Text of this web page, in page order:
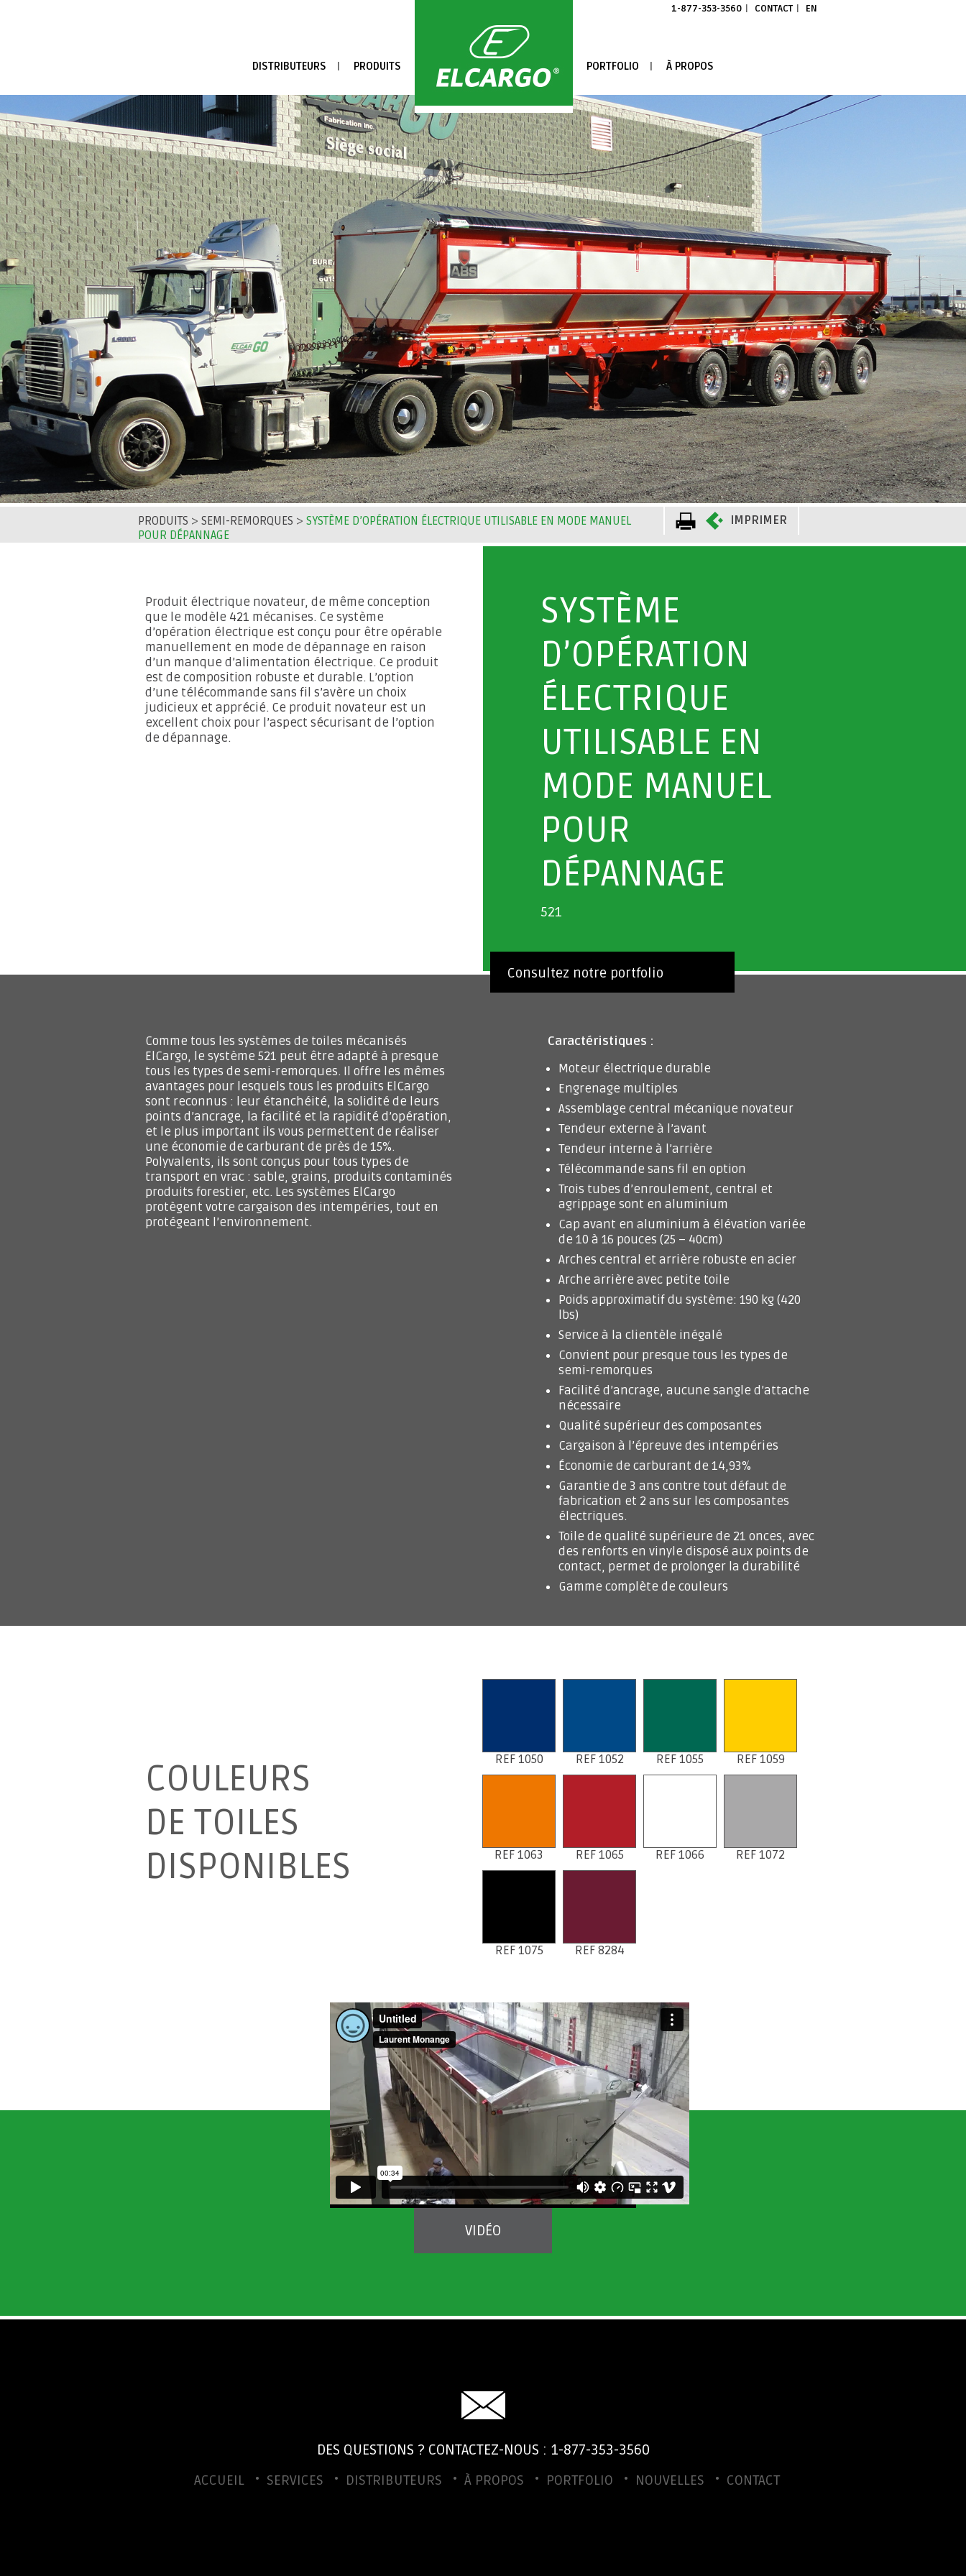
DISTRIBUTEURS PRODUITS PORTFOLIO À PROPOS
1-877-353-3560 CONTACT EN
PRODUITS > SEMI-REMORQUES > SYSTÈME D’OPÉRATION ÉLECTRIQUE UTILISABLE EN MODE MANUEL
POUR DÉPANNAGE
IMPRIMER
Produit électrique novateur, de même conception
que le modèle 421 mécanises. Ce système
d’opération électrique est conçu pour être opérable
manuellement en mode de dépannage en raison
d’un manque d’alimentation électrique. Ce produit
est de composition robuste et durable. L’option
d’une télécommande sans fil s’avère un choix
judicieux et apprécié. Ce produit novateur est un
excellent choix pour l’aspect sécurisant de l’option
de dépannage.
SYSTÈME
D’OPÉRATION
ÉLECTRIQUE
UTILISABLE EN
MODE MANUEL
POUR
DÉPANNAGE
521
Consultez notre portfolio
Comme tous les systèmes de toiles mécanisés
ElCargo, le système 521 peut être adapté à presque
tous les types de semi-remorques. Il offre les mêmes
avantages pour lesquels tous les produits ElCargo
sont reconnus : leur étanchéité, la solidité de leurs
points d’ancrage, la facilité et la rapidité d’opération,
et le plus important ils vous permettent de réaliser
une économie de carburant de près de 15%.
Polyvalents, ils sont conçus pour tous types de
transport en vrac : sable, grains, produits contaminés
produits forestier, etc. Les systèmes ElCargo
protègent votre cargaison des intempéries, tout en
protégeant l’environnement.
Caractéristiques :
Moteur électrique durable
Engrenage multiples
Assemblage central mécanique novateur
Tendeur externe à l’avant
Tendeur interne à l’arrière
Télécommande sans fil en option
Trois tubes d’enroulement, central et
agrippage sont en aluminium
Cap avant en aluminium à élévation variée
de 10 à 16 pouces (25 – 40cm)
Arches central et arrière robuste en acier
Arche arrière avec petite toile
Poids approximatif du système: 190 kg (420
lbs)
Service à la clientèle inégalé
Convient pour presque tous les types de
semi-remorques
Facilité d’ancrage, aucune sangle d’attache
nécessaire
Qualité supérieur des composantes
Cargaison à l’épreuve des intempéries
Économie de carburant de 14,93%
Garantie de 3 ans contre tout défaut de
fabrication et 2 ans sur les composantes
électriques.
Toile de qualité supérieure de 21 onces, avec
des renforts en vinyle disposé aux points de
contact, permet de prolonger la durabilité
Gamme complète de couleurs
COULEURS
DE TOILES
DISPONIBLES
REF 1050 REF 1052 REF 1055 REF 1059
REF 1063 REF 1065 REF 1066 REF 1072
REF 1075 REF 8284
VIDÉO
DES QUESTIONS ? CONTACTEZ-NOUS : 1-877-353-3560
ACCUEIL
SERVICES DISTRIBUTEURS À PROPOS PORTFOLIO NOUVELLES CONTACT